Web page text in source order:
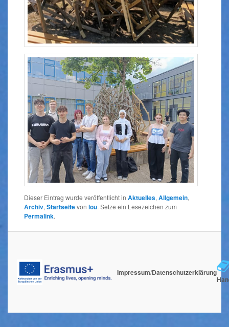
Dieser Eintrag wurde veröffentlicht in Aktuelles, Allgemein,
Archiv, Startseitevon lou. Setze ein Lesezeichen zum
Permalink.
Impressum/Datenschutzerklärung